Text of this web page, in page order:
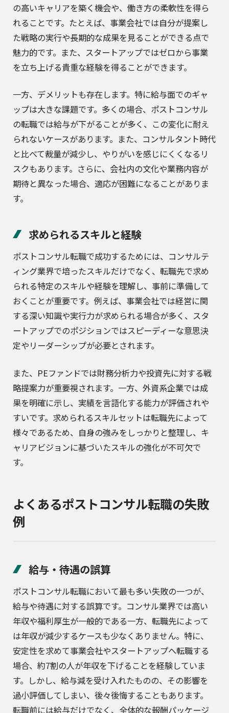
の高いキャリアを築く機会や、働き方の柔軟性を得ら
れることです。たとえば、事業会社では自分が提案し
た戦略の実行や長期的な成果を見ることができる点で
魅力的です。また、スタートアップではゼロから事業
を立ち上げる貴重な経験を得ることができます。
一方、デメリットも存在します。特に給与面でのギャ
ップは大きな課題です。多くの場合、ポストコンサル
の転職では給与が下がることが多く、この変化に耐え
られないケースがあります。また、コンサルタント時代
と比べて裁量が減少し、やりがいを感じにくくなるリ
スクもあります。さらに、会社内の文化や業務内容が
期待と異なった場合、適応が困難になることがありま
す。
求められるスキルと経験
ポストコンサル転職で成功するためには、コンサルテ
ィング業界で培ったスキルだけでなく、転職先で求め
られる特定のスキルや経験を理解し、事前に準備して
おくことが重要です。例えば、事業会社では経営に関
する深い知識や実行力が求められる場合が多く、スタ
ートアップでのポジションではスピーディーな意思決
定やリーダーシップが必要とされます。
また、PEファンドでは財務分析力や投資先に対する戦
略提案力が重要視されます。一方、外資系企業では成
果を明確に示し、実績を言語化する能力が評価されや
すいです。求められるスキルセットは転職先によって
様々であるため、自身の強みをしっかりと整理し、キ
ャリアビジョンに基づいたスキルの強化が不可欠で
す。
よくあるポストコンサル転職の失敗
例
給与・待遇の誤算
ポストコンサル転職において最も多い失敗の一つが、
給与や待遇に対する誤算です。コンサル業界では高い
年収や福利厚生が一般的である一方、転職先によって
は年収が減少するケースも少なくありません。特に、
安定性を求めて事業会社やスタートアップへ転職する
場合、約7割の人が年収を下げることを経験していま
す。しかし、給与減を受け入れたものの、その影響を
過小評価してしまい、後々後悔することもあります。
転職前には給与だけでなく、全体的な報酬パッケージ